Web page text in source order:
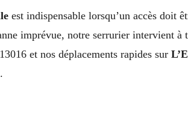
est indispensable lorsqu’un accès doit
imprévue, notre serrurier intervient à
et nos déplacements rapides sur